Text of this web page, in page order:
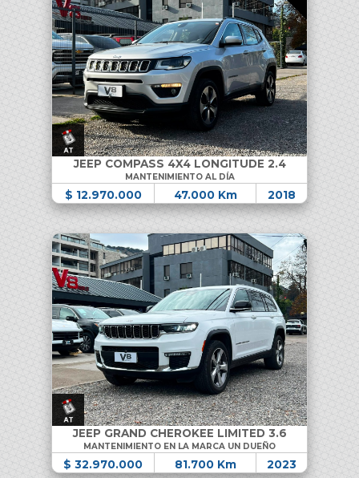
JEEP COMPASS 4X4 LONGITUDE 2.4
MANTENIMIENTO AL DÍA
$ 12.970.000 47.000 Km 2018
JEEP GRAND CHEROKEE LIMITED 3.6
MANTENIMIENTO EN LA MARCA UN DUEÑO
$ 32.970.000 81.700 Km 2023